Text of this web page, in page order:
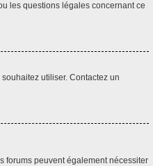
les questions légales concernant ce
utiliser. Contactez un
forums peuvent également nécessiter